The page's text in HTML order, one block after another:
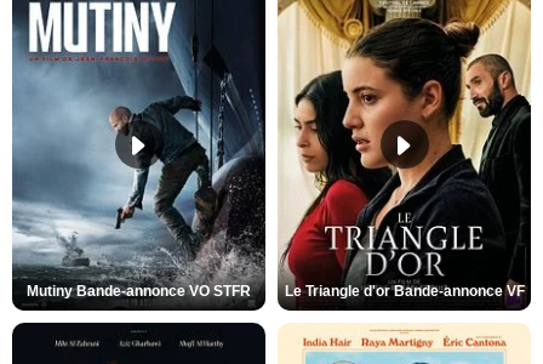
Mutiny Bande-annonce VO STFR Le Triangle d'or Bande-annonce VF